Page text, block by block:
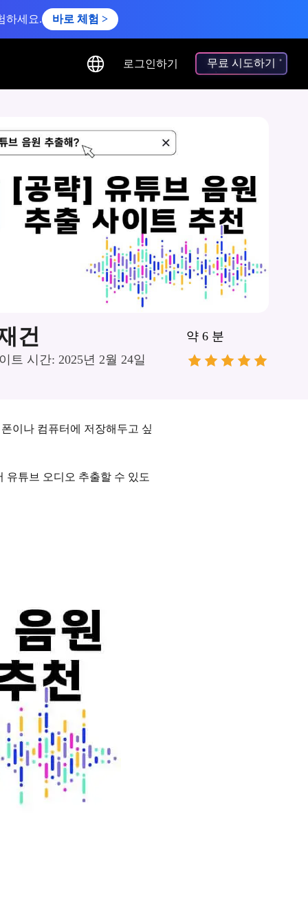
하세요. 바로 체험 >
로그인하기 무료 시도하기
건
트 시간: 2025년 2월 24일
약 6 분
이나 컴퓨터에 저장해두고 싶
유튜브 오디오 추출할 수 있도